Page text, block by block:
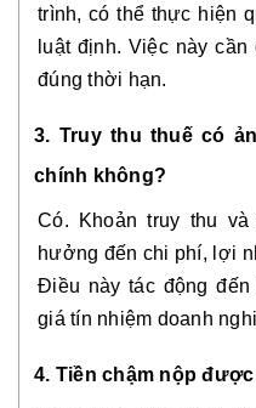
trình, có thể thực hiện
luật định. Việc này
đúng thời hạn.
3. Truy thu thuế có
chính không?
Có. Khoản truy thu
hưởng đến chi phí, lợi
Điều này tác động
giá tín nhiệm doanh
4. Tiền chậm nộp